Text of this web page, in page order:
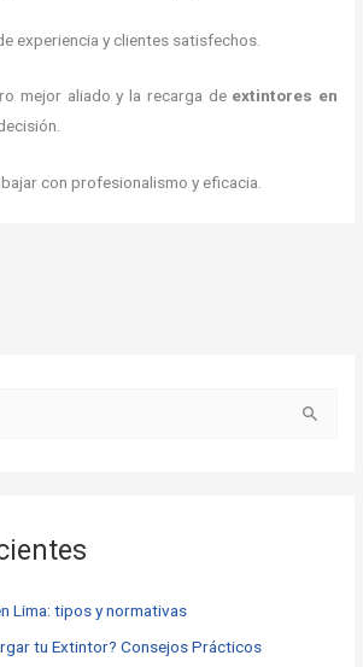
experiencia y clientes satisfechos.
mejor aliado y la recarga de extintores en
con profesionalismo y eficacia.
Lima: tipos y normativas
tu Extintor? Consejos Prácticos